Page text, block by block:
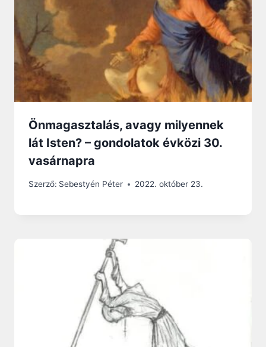
Önmagasztalás, avagy milyennek
lát Isten? – gondolatok évközi 30.
vasárnapra
Szerző: Sebestyén Péter 2022. október 23.